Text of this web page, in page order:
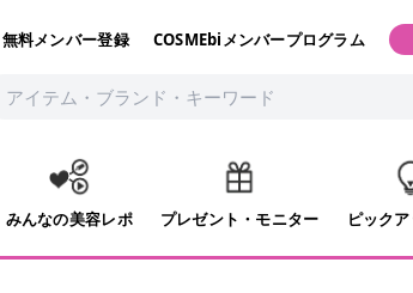
無料メンバー登録 COSMEbiメンバープログラム
みんなの美容レポ プレゼント・モニター ピック